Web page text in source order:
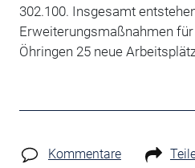
302.100. Insgesamt
Erweiterungsmaßnahmen
Öhringen 25 neue
Kommentare